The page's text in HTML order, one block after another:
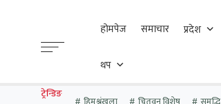
होमपेज समाचार प्रदेश
थप
ट्रेन्डिङ